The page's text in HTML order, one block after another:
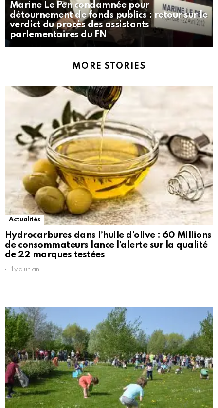
Marine Le Pen condamnée pour
détournement de fonds publics : retour sur le
verdict du procès des assistants
parlementaires du FN
MORE STORIES
Actualités
Hydrocarbures dans l’huile d’olive : 60 Millions
de consommateurs lance l’alerte sur la qualité
de 22 marques testées
il y a un an